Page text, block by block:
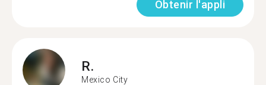
Obtenir l'appli
R.
Mexico City